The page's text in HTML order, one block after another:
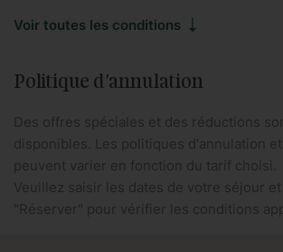
climatisation uniquement dans le salon,
chambres n'ont pas de climatisation.
chambre est équipée d'un chauffage
confort.
*Mobilité et aide technique : Sur
vous fournir tous les accessoires
Voir toutes les conditions
Politique d'annulation
Des offres spéciales et des réductions
disponibles. Les politiques d'annulation
peuvent varier en fonction du tarif choisi.
Veuillez saisir les dates de votre séjour
"Réserver" pour vérifier les conditions